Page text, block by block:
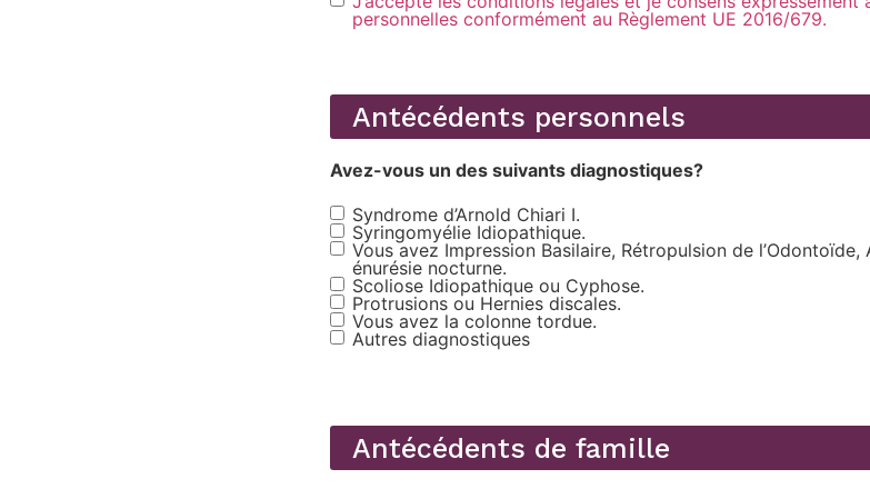
personnelles conformément au Règlement UE 2016/679.
Antécédents personnels
Avez-vous un des suivants diagnostiques?
Antecedentes
personales
Syndrome d’Arnold Chiari I.
Syringomyélie Idiopathique.
Vous avez Impression Basilaire, Rétropulsion de
énurésie nocturne.
Scoliose Idiopathique ou Cyphose.
Protrusions ou Hernies discales.
Vous avez la colonne tordue.
Autres diagnostiques
Antécédents de famille